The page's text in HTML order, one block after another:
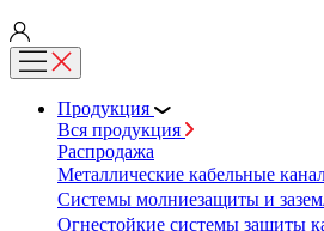
Продукция
Вся продукция
Распродажа
Металлические кабельные
Системы молниезащиты и
Огнестойкие системы защиты